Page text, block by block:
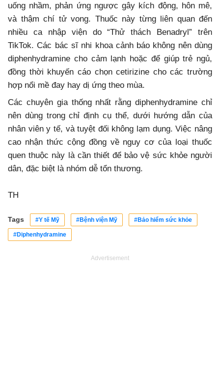
uống nhầm, phản ứng ngược gây kích động, hôn mê,
và thậm chí tử vong. Thuốc này từng liên quan đến
nhiều ca nhập viện do “Thử thách Benadryl” trên
TikTok. Các bác sĩ nhi khoa cảnh báo không nên dùng
diphenhydramine cho cảm lạnh hoặc để giúp trẻ ngủ,
đồng thời khuyến cáo chọn cetirizine cho các trường
hợp nổi mề đay hay dị ứng theo mùa.
Các chuyên gia thống nhất rằng diphenhydramine chỉ
nên dùng trong chỉ định cụ thể, dưới hướng dẫn của
nhân viên y tế, và tuyệt đối không lạm dụng. Việc nâng
cao nhận thức cộng đồng về nguy cơ của loại thuốc
quen thuộc này là cần thiết để bảo vệ sức khỏe người
dân, đặc biệt là nhóm dễ tổn thương.
TH
Tags #Y tế Mỹ #Bệnh viện Mỹ #Bảo hiểm sức khỏe
#Diphenhydramine
Advertisement